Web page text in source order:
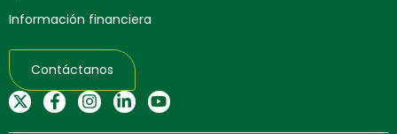
Información financiera
Contáctanos